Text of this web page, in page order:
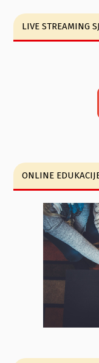
LIVE STREAMING
ONLINE